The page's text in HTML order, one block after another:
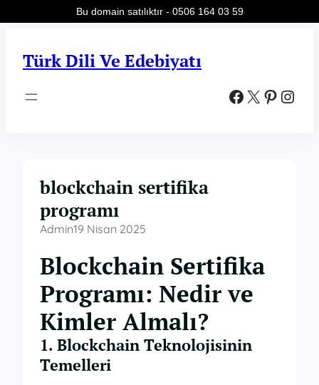
Türk Dili Ve Edebiyatı
Facebook X Pinterest Instagram
blockchain sertifika
programı
Admin19 Nisan 2025
Blockchain Sertifika
Programı: Nedir ve
Kimler Almalı?
1. Blockchain Teknolojisinin
Temelleri
Bu domain satılıktır - 0506 164 03 59